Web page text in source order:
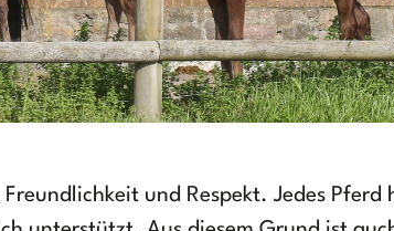
und Respekt. Jedes